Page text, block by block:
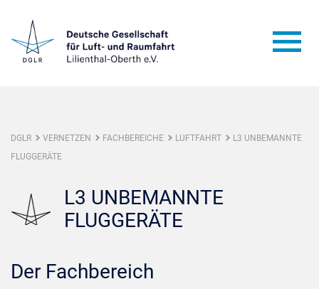
DGLR VERNETZEN FACHBEREICHE LUFTFAHRT
L3 UNBEMANNTE
FLUGGERÄTE
L3 UNBEMANNTE
FLUGGERÄTE
Der Fachbereich